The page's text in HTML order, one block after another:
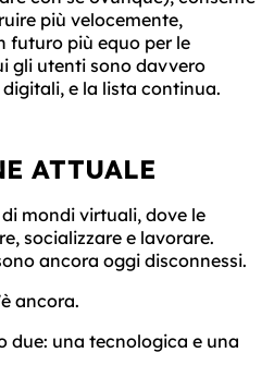
più velocemente,
futuro più equo per le
gli utenti sono davvero
e la lista continua.
ATTUALE
mondi virtuali, dove le
socializzare e lavorare.
ancora oggi disconnessi.
ancora.
due: una tecnologica e una